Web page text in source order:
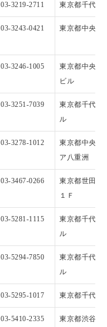
03-3219-2711 東京都千代田
03-3243-0421 東京都中央区
03-3246-1005
東京都中央区
ビル
03-3251-7039
東京都千代田
ル
03-3278-1012
東京都中央区
ア八重洲
03-3467-0266
東京都世田谷
１Ｆ
03-5281-1115
東京都千代田
ル
03-5294-7850
東京都千代田
ル
03-5295-1017 東京都千代田
03-5410-2335
東京都渋谷区